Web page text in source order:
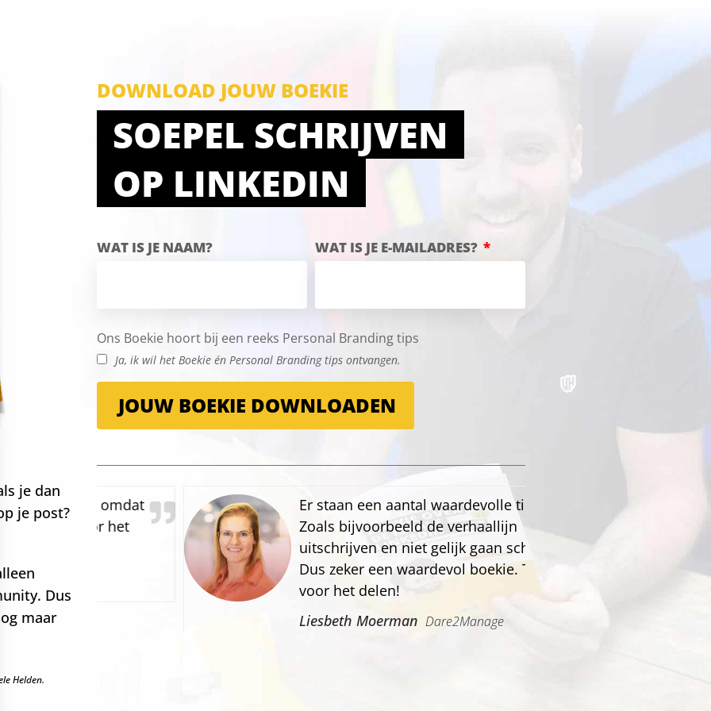
als je dan
je post?
Dus
maar
Helden.
DOWNLOAD JOUW BOEKIE
SOEPEL SCHRIJVEN
OP LINKEDIN
WAT IS JE NAAM? WAT IS JE E-MAILADRES?
Ons Boekie hoort bij een reeks Personal Branding tips
Ja, ik wil het Boekie én Personal Branding tips ontvangen.
JOUW BOEKIE DOWNLOADEN
omdat
het
Er staan een aantal waardevolle tips in.
Zoals bijvoorbeeld de verhaallijn
uitschrijven en niet gelijk gaan schrijven.
Dus zeker een waardevol boekie. Thanks
voor het delen!
Liesbeth Moerman Dare2Manage
Boekie!